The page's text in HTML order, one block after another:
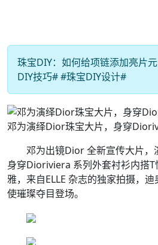
珠宝DIY：如何给项链添加亮片
DIY技巧# #珠宝DIY设计#
邓为演绎Dior珠宝大片，身穿
邓为出镜Dior 全新宣传大片，
身穿Dioriviera 系列外套衬衫内搭
雅，来自ELLE 杂志的独家拍摄，
使璀璨夺目登场。